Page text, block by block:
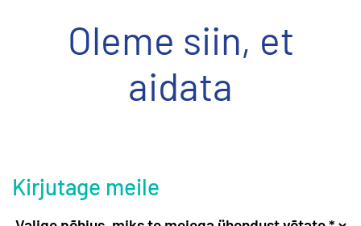
Oleme siin, et
aidata
Kirjutage meile